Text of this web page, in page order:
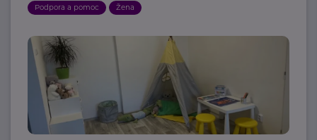
Podpora a pomoc Žena